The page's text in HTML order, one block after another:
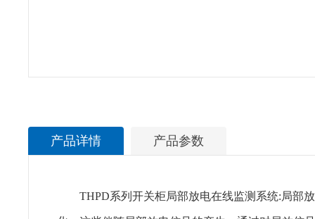
产品详情 产品参数
THPD系列开关柜局部放电在线监测系统:局部